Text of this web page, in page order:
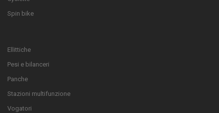
Spin bike
Ellittiche
Pesi e bilanceri
Panche
Stazioni multifunzione
Vogatori